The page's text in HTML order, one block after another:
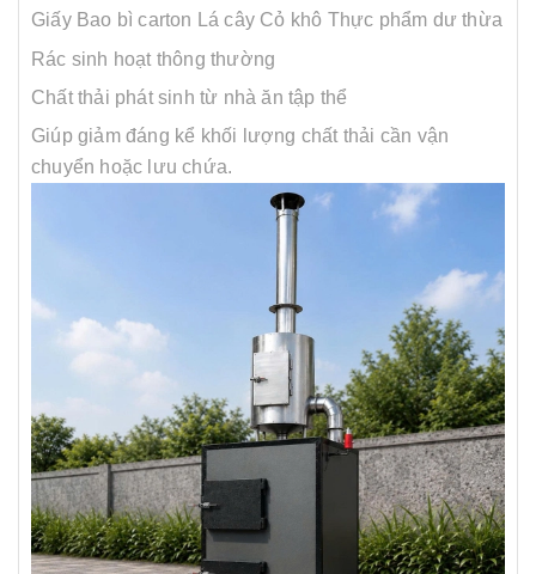
Giấy Bao bì carton Lá cây Cỏ khô Thực phẩm dư thừa
Rác sinh hoạt thông thường
Chất thải phát sinh từ nhà ăn tập thể
Giúp giảm đáng kể khối lượng chất thải cần vận
chuyển hoặc lưu chứa.